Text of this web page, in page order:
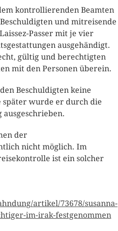
kontrollierenden Beamten
und mitreisende
Laissez-Passer mit je vier
ausgehändigt.
gültig und berechtigten
mit den Personen überein.
Beschuldigten keine
später wurde er durch die
ausgeschrieben.
der
nicht möglich. Im
ist ein solcher
artikel/73678/susanna-
im-irak-festgenommen